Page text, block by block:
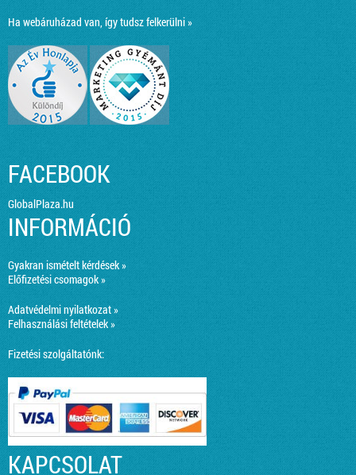
Ha webáruházad van, így tudsz felkerülni »
FACEBOOK
GlobalPlaza.hu
INFORMÁCIÓ
Gyakran ismételt kérdések »
Előfizetési csomagok »
Adatvédelmi nyilatkozat »
Felhasználási feltételek »
Fizetési szolgáltatónk:
KAPCSOLAT